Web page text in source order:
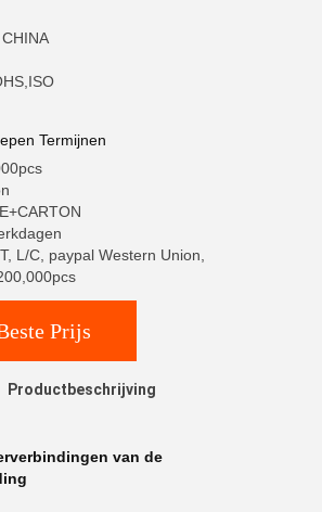
Termijnen
L/C, paypal Western Union,
Prijs
Productbeschrijving
van de